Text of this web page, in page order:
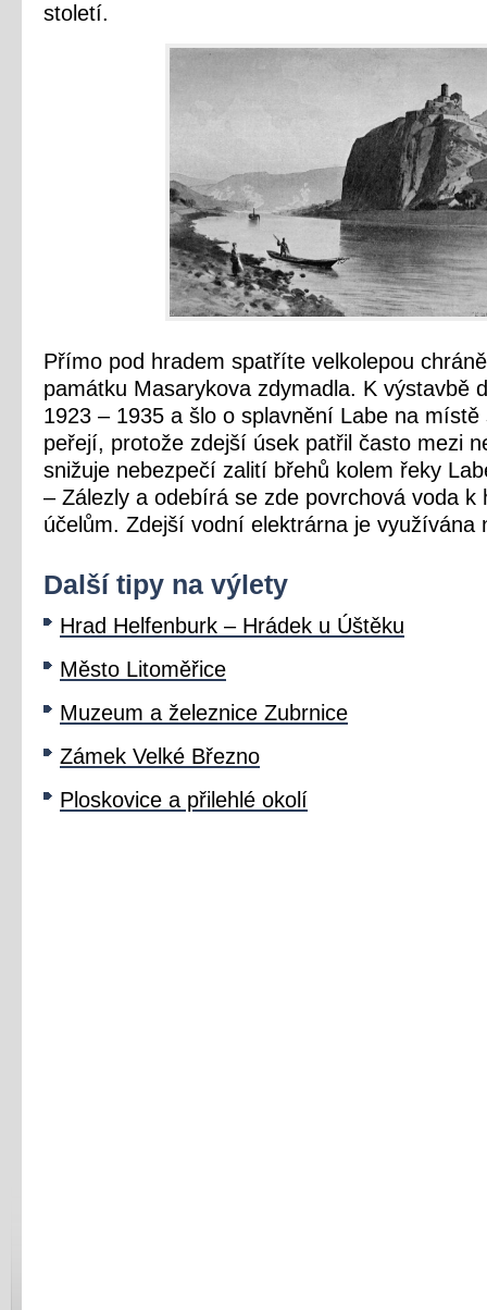
století.
Přímo pod hradem spatříte velkolepou
památku Masarykova zdymadla. K výstavbě
1923 – 1935 a šlo o splavnění Labe na místě
peřejí, protože zdejší úsek patřil často mezi
snižuje nebezpečí zalití břehů kolem řeky
– Zálezly a odebírá se zde povrchová voda k
účelům. Zdejší vodní elektrárna je využívána
Další tipy na výlety
Hrad Helfenburk – Hrádek u Úštěku
Město Litoměřice
Muzeum a železnice Zubrnice
Zámek Velké Březno
Ploskovice a přilehlé okolí